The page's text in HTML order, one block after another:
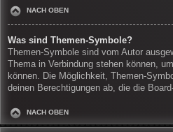
NACH OBEN
Was sind Themen-Symbole?
Themen-Symbole sind vom Autor
Thema in Verbindung stehen können,
können. Die Möglichkeit, Themen-
deinen Berechtigungen ab, die die
NACH OBEN